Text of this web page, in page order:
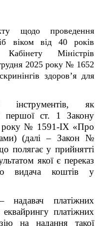
щодо проведення
віком від 40 років
Міністрів
2025 року № 1652
здоров’я для
інструментів, як
першої ст. 1 Закону
року № 1591-ІХ «Про
(далі – Закон №
полягає у прийнятті
якої є переказ
видача коштів у
надавач платіжних
платіжних
на надання такої